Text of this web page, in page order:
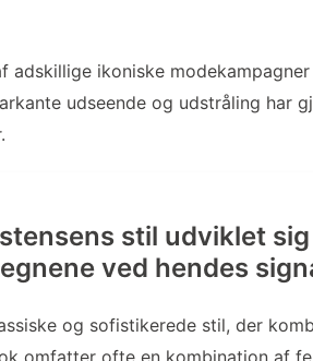
adskillige ikoniske
udseende og udstråling har
stil udviklet
ved hendes
og sofistikerede stil, der